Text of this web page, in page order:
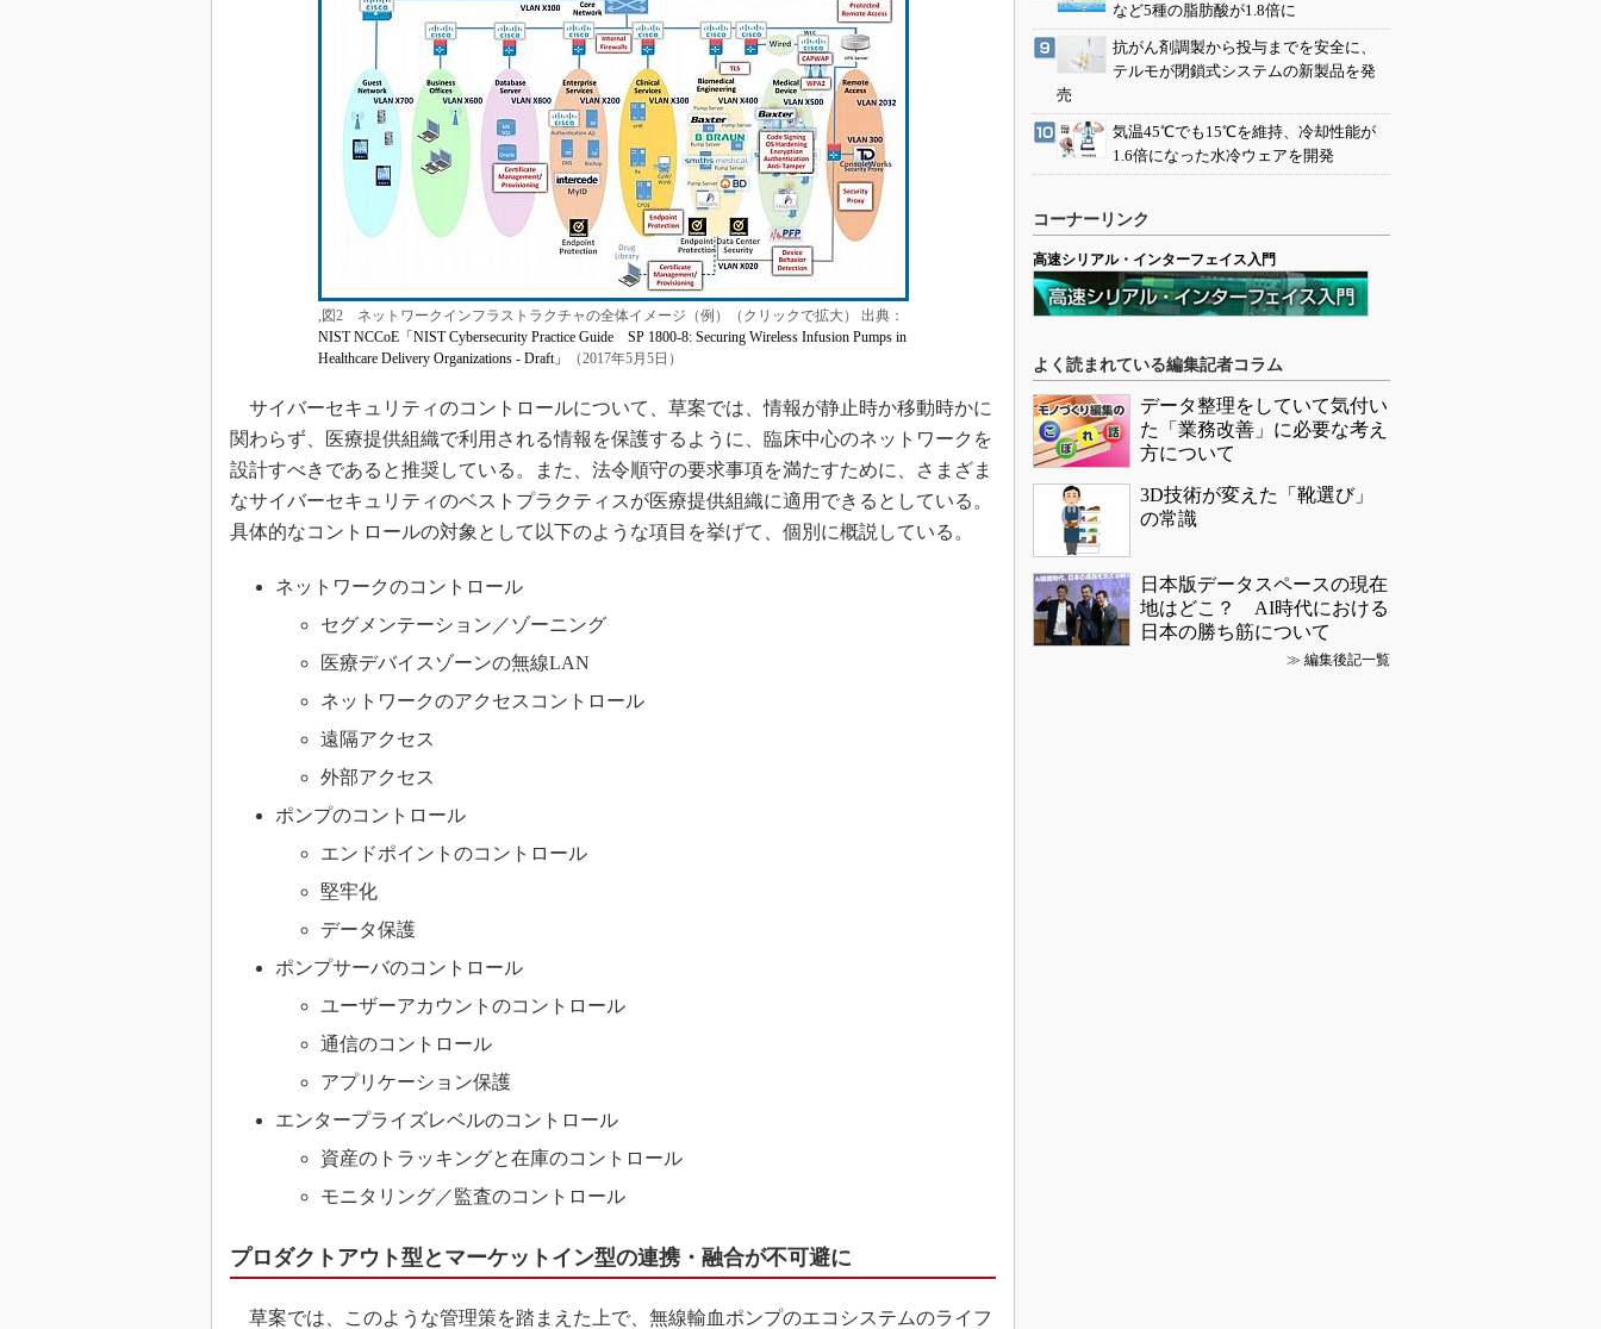
制御セキュリティ
新型コロナへの対応
,図2 ネットワークインフラストラクチャの全体イメージ（例）（クリックで拡大） 出典：
NIST NCCoE「NIST Cybersecurity Practice Guide SP 1800-8: Securing Wireless Infusion Pumps in
Healthcare Delivery Organizations - Draft」
（2017年5月5日）
サイバーセキュリティのコントロールについて、草案では、情報が静止時か移動時かに
関わらず、医療提供組織で利用される情報を保護するように、臨床中心のネットワークを
設計すべきであると推奨している。また、法令順守の要求事項を満たすために、さまざま
なサイバーセキュリティのベストプラクティスが医療提供組織に適用できるとしている。
具体的なコントロールの対象として以下のような項目を挙げて、個別に概説している。
ネットワークのコントロール
セグメンテーション／ゾーニング
医療デバイスゾーンの無線LAN
ネットワークのアクセスコントロール
遠隔アクセス
外部アクセス
ポンプのコントロール
エンドポイントのコントロール
堅牢化
データ保護
ポンプサーバのコントロール
ユーザーアカウントのコントロール
通信のコントロール
アプリケーション保護
エンタープライズレベルのコントロール
資産のトラッキングと在庫のコントロール
モニタリング／監査のコントロール
プロダクトアウト型とマーケットイン型の連携・融合が不可避に
草案では、このような管理策を踏まえた上で、無線輸血ポンプのエコシステムのライフ
など5種の脂肪酸が1.8倍に
抗がん剤調製から投与までを安全に、
テルモが閉鎖式システムの新製品を発
売
気温45℃でも15℃を維持、冷却性能が
1.6倍になった水冷ウェアを開発
コーナーリンク
高速シリアル・インターフェイス入門
よく読まれている編集記者コラム
データ整理をしていて気付い
た「業務改善」に必要な考え
方について
3D技術が変えた「靴選び」
の常識
日本版データスペースの現在
地はどこ？ AI時代における
日本の勝ち筋について
≫ 編集後記一覧